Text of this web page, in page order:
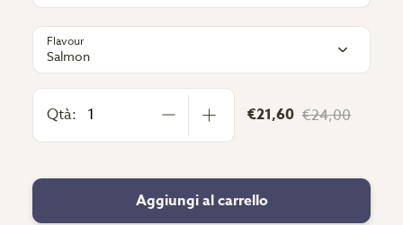
Flavour
Salmon
Qtà: €21,60 €24,00
Aggiungi al carrello